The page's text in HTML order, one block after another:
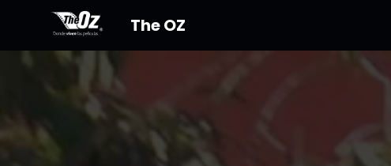
The OZ